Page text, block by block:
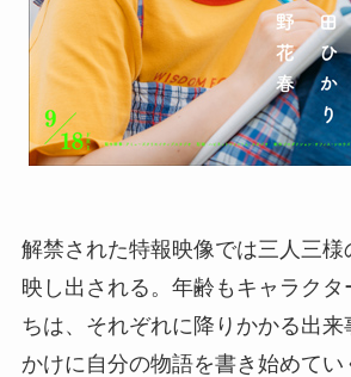
解禁された特報映像では三人三
映し出される。年齢もキャラクタ
ちは、それぞれに降りかかる出来
かけに自分の物語を書き始めてい